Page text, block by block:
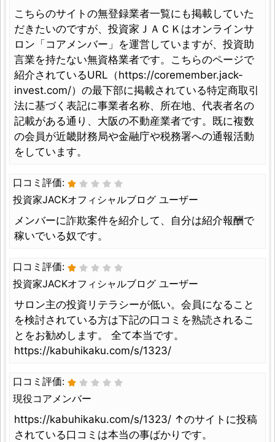
こちらのサイトの無登録業者一覧にも掲載していた
だきたいのですが、投資家ＪＡＣＫはオンラインサ
ロン「コアメンバー」を運営していますが、投資助
言業を持たない無資格業者です。こちらのページで
紹介されているURL（https://coremember.jack-
invest.com/）の最下部に掲載されている特定商取引
法に基づく表記に事業者名称、所在地、代表者名の
記載がある通り、大阪の不動産業者です。既に複数
の会員が近畿財務局や金融庁や税務署への通報活動
をしています。
口コミ評価:
投資家JACKオフィシャルブログ ユーザー
メンバーに詐欺案件を紹介して、自分は紹介報酬で
稼いでいる奴です。
口コミ評価:
投資家JACKオフィシャルブログ ユーザー
サロン主の投資リテラシーが低い。会員になること
を検討されている方は下記の口コミを熟読されるこ
とをお勧めします。 全て本当です。
https://kabuhikaku.com/s/1323/
口コミ評価:
現役コアメンバー
https://kabuhikaku.com/s/1323/ ↑のサイトに投稿
されている口コミは本当の事ばかりです。